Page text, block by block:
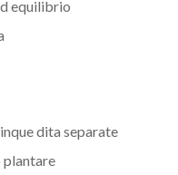
equilibrio
dita separate
plantare